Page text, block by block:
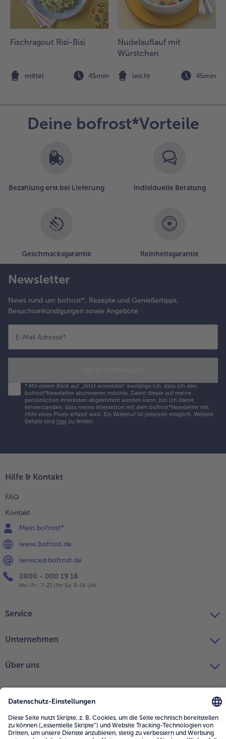
der
dem Salat
Hälfte des
mit
Fischragout Risi-Bisi
mittel 45min
Nudelauflauf mit
Würstchen
leicht 45min
Deine bofrost*Vorteile
Bezahlung erst bei Lieferung Individuelle Beratung
Geschmacksgarantie Reinheitsgarantie
Newsletter
News rund um bofrost*, Rezepte und Genießertipps,
Besuchsankündigungen sowie Angebote
E-Mail Adresse*
* Mit einem Klick auf „Jetzt anmelden" bestätige ich, dass ich den
bofrost*Newsletter abonnieren möchte. Damit dieser auf meine
persönlichen Interessen abgestimmt werden kann, bin ich damit
einverstanden, dass meine Interaktion mit dem bofrost*Newsletter mit
Hilfe eines Pixels erfasst wird. Ein Widerruf ist jederzeit möglich. Weitere
Details sind hier zu finden.
Hilfe & Kontakt
FAQ
Kontakt
Mein bofrost*
www.bofrost.de
service@bofrost.de
0800 - 000 19 18
Mo.-Fr.: 7-21 Uhr Sa: 8-16 Uhr
Service
Unternehmen
Über uns